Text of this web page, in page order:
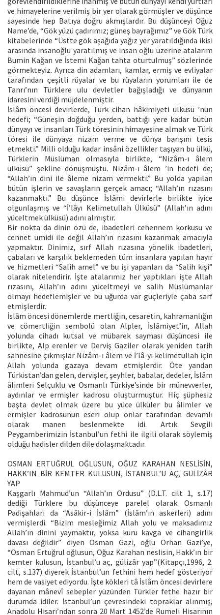
ve himayelerine verilmiş bir yer olarak görmüşler ve düşünce
sayesinde hep Batıya doğru akmışlardır. Bu düşünceyi Oğuz
Name’de, “Gök yüzü çadırımız; güneş bayrağımız” ve Gök Türk
kitabelerinde “Üstte gök aşağıda yağız yer yaratıldığında ikisi
arasında insanoğlu yaratılmış ve insan oğlu üzerine atalarım
Bumin Kağan ve İstemi Kağan tahta oturtulmuş” sözlerinde
görmekteyiz. Ayrıca din adamları, kamlar, ermiş ve evliyalar
tarafından çeşitli rüyalar ve bu rüyaların yorumları ile de
Tanrı’nın Türklere ulu devletler bağışladığı ve dünyanın
idaresini verdiği müjdelenmiştir.
İslâm öncesi devirlerde, Türk cihan hâkimiyeti ülküsü ’nün
hedefi; “Güneşin doğduğu yerden, battığı yere kadar bütün
dünyayı ve insanları Türk töresinin himayesine almak ve Türk
töresi ile dünyaya nizam verme ve dünya barışını tesis
etmekti.” Milli olduğu kadar insâni özellikler taşıyan bu ülkü,
Türklerin Müslüman olmasıyla birlikte, “Nizâm-ı âlem
ülküsü” şekline dönüşmüştü. Nizâm-ı âlem ’in hedefi de;
“Allah’ın dini ile âleme nizam vermekti.” Bu yolda yapılan
bütün işlerin ve savaşların gerçek amacı; “Allah’ın rızasını
kazanmaktı.” Bu düşünce İslâmi devirlerle birlikte iyice
olgunlaşmış ve “İ’lâyı Kelimetullah Ülküsü” (Allah’ın adını
yüceltmek ülküsü) adını almıştır.
Bir nokta da dinin özü de, ibadetleri cehennem korkusu ve
cennet ümidi ile değil Allah’ın rızasını kazanmak amacıyla
yapmaktır. Dinimiz, sırf Allah rızasına yönelik ibadetleri,
çabaları ve karşılık beklemeden tüm insanlara yapılan hayır
ve hizmetleri “Salih amel” ve bu işi yapanları da “Salih kişi”
olarak nitelendirir. İşte atalarımız her yaptıkları işte Allah
rızasını, Allah’ın adını yüceltmeyi ve salih Müslümanlar
olmayı hedeflemişler ve bu uğurda var güçleriyle çaba sarf
etmişlerdir.
İslâm öncesi dönemlerde mertliğin, cesaretin, kahramanlığın
ve cömertliğin sembolü olan Alpler, İslâmiyet’in, Allah
yolunda cihadı kutsal ve mübarek sayması düşüncesi ile
birlikte, Alp erenler ve Derviş Gaziler olarak yeniden tarih
sahnesine çıkmışlar Nizâm-ı âlem ve İ’lâ-yı kelimetullah için
Allah yolunda gazaya devam etmişlerdir. Öte yandan
Türkistan’dan gelen, dervişler, şeyhler, babalar, dedeler, İslâm
âlimleri Selçuklu ve Osmanlı Türkiye’sinde bir münevverler,
aydınlar ve ermişler kadrosu oluşturmuştur. Hiç şüphesiz
başta devlet olmak üzere bu yüce ülküler bu âlimler ve
ermişler kadrosunun eseri olup onlar tarafından devamlı
olarak manen beslenmekte idi. Artık Sevgili
Peygamberimizin İstanbul’un fethi ile ilgili olarak söylemiş
olduğu hadisler dilden dile dolaşmaktadır.
OSMAN ERTUĞRUL OĞLUSUN, OĞUZ KARAHAN NESLİSİN,
HAKK’IN BİR KEMTER KULUSUN, İSTANBUL’U AÇ, GÜLİZÂR
YAP
Kaşgarlı Mahmud’un “Allah’ın Ordusu” (D.L.T. cilt 1, s.17)
dediği Türklere bu düşünceye parelel olarak Osmanlı
Padişahları da “Asâkir-i İslâm” (İslâm’ın askerleri) adını
vermişlerdi. “Bizim mesleğimiz Allah yolu ve maksadımız
Allah’ın dinini yaymaktır, yoksa kuru kavga ve cihangirlik
davası değildir” diyen Osman Gazi, oğlu Orhan Gazi’ye,
“Osman Ertuğrul oğlusun, Oğuz Karahan neslisin, Hakk’ın bir
kemter kulusun, İstanbul’u aç, gülizâr yap”(Kitapçı,1996, 2.
cilt, s.137) diyerek İstanbul’un fethini hem hedef gösteriyor
hem de vasiyet ediyordu. İşte kökleri tâ İslâm öncesi devirlere
dayanan mânevî sebepler yüzünden Türkler fethe hazır bir
durumda idiler. İstanbul’un çevresindeki topraklar alınmış,
Anadolu Hisarı’ndan sonra 20 Mart 1452’de Rumeli Hisarının